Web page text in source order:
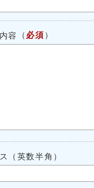
容 （ 必須 ）
（英数半角）